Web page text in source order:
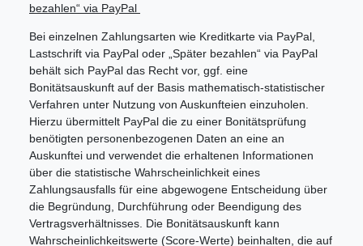
bezahlen“ via PayPal
Bei einzelnen Zahlungsarten wie Kreditkarte via PayPal,
Lastschrift via PayPal oder „Später bezahlen“ via PayPal
behält sich PayPal das Recht vor, ggf. eine
Bonitätsauskunft auf der Basis mathematisch-statistischer
Verfahren unter Nutzung von Auskunfteien einzuholen.
Hierzu übermittelt PayPal die zu einer Bonitätsprüfung
benötigten personenbezogenen Daten an eine an
Auskunftei und verwendet die erhaltenen Informationen
über die statistische Wahrscheinlichkeit eines
Zahlungsausfalls für eine abgewogene Entscheidung über
die Begründung, Durchführung oder Beendigung des
Vertragsverhältnisses. Die Bonitätsauskunft kann
Wahrscheinlichkeitswerte (Score-Werte) beinhalten, die auf